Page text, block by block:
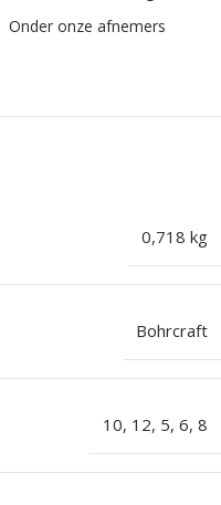
Onder onze afnemers
0,718 kg
Bohrcraft
10, 12, 5, 6, 8